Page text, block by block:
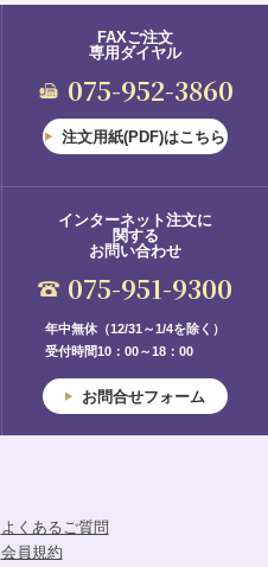
FAXご注文
専用ダイヤル
075-952-3860
注文用紙(PDF)はこちら
インターネット注文に
関する
お問い合わせ
075-951-9300
年中無休（12/31～1/4を除く）
受付時間10：00～18：00
お問合せフォーム
よくあるご質問
会員規約